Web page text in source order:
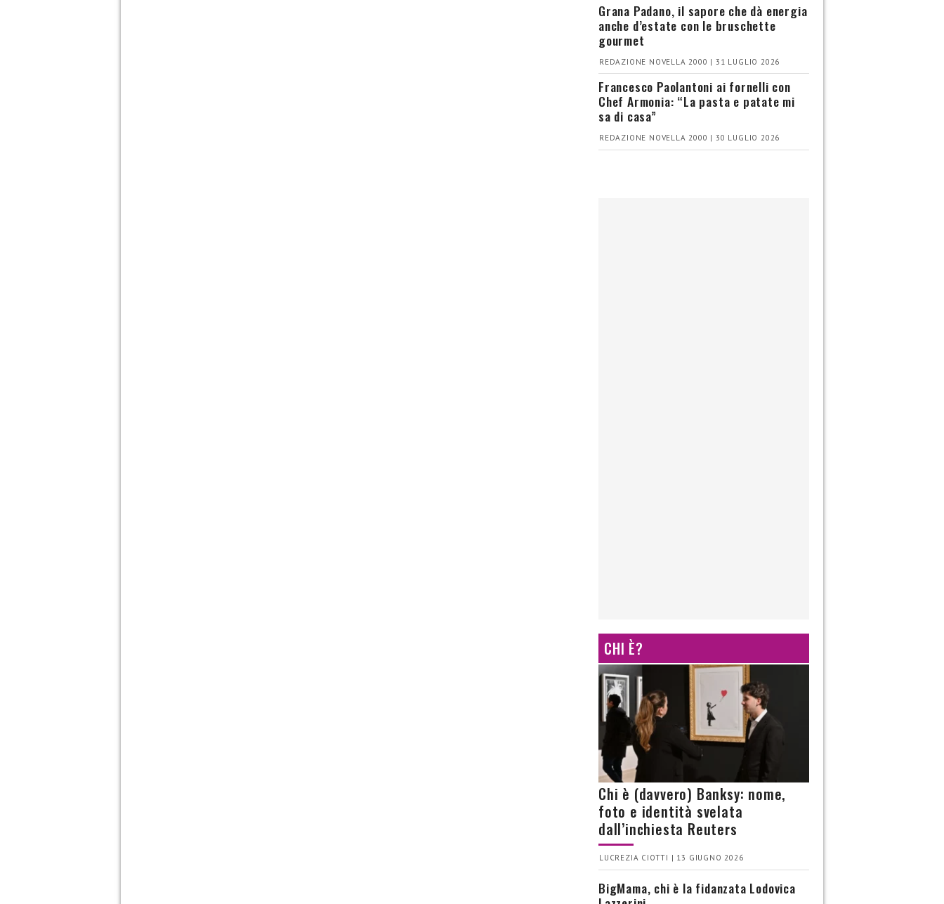
Grana Padano, il sapore che dà energia
anche d’estate con le bruschette
gourmet
REDAZIONE NOVELLA 2000 | 31 LUGLIO 2026
Francesco Paolantoni ai fornelli con
Chef Armonia: “La pasta e patate mi
sa di casa”
REDAZIONE NOVELLA 2000 | 30 LUGLIO 2026
CHI È?
Chi è (davvero) Banksy: nome,
foto e identità svelata
dall’inchiesta Reuters
LUCREZIA CIOTTI | 13 GIUGNO 2026
BigMama, chi è la fidanzata Lodovica